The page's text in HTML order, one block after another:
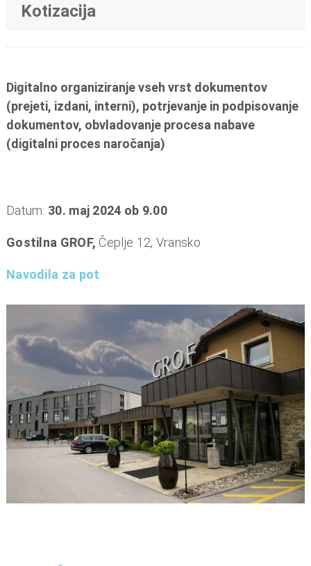
Kotizacija
Digitalno organiziranje vseh vrst dokumentov
(prejeti, izdani, interni), potrjevanje in podpisovanje
dokumentov, obvladovanje procesa nabave
(digitalni proces naročanja)
Datum: 30. maj 2024 ob 9.00
Gostilna GROF, Čeplje 12, Vransko
Navodila za pot